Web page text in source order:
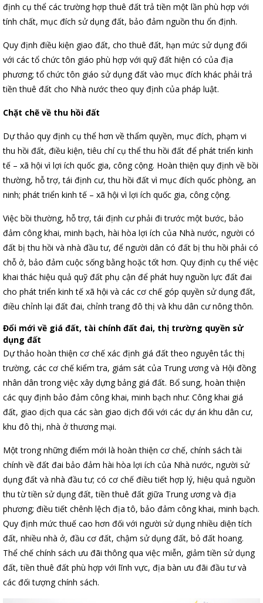
định cụ thể các trường hợp thuê đất trả tiền một lần phù hợp với
tính chất, mục đích sử dụng đất, bảo đảm nguồn thu ổn định.
Quy định điều kiện giao đất, cho thuê đất, hạn mức sử dụng đối
với các tổ chức tôn giáo phù hợp với quỹ đất hiện có của địa
phương; tổ chức tôn giáo sử dụng đất vào mục đích khác phải trả
tiền thuê đất cho Nhà nước theo quy định của pháp luật.
Chặt chẽ về thu hồi đất
Dự thảo quy định cụ thể hơn về thẩm quyền, mục đích, phạm vi
thu hồi đất, điều kiện, tiêu chí cụ thể thu hồi đất để phát triển kinh
tế – xã hội vì lợi ích quốc gia, công cộng. Hoàn thiện quy định về bồi
thường, hỗ trợ, tái định cư, thu hồi đất vì mục đích quốc phòng, an
ninh; phát triển kinh tế – xã hội vì lợi ích quốc gia, công cộng.
Việc bồi thường, hỗ trợ, tái định cư phải đi trước một bước, bảo
đảm công khai, minh bạch, hài hòa lợi ích của Nhà nước, người có
đất bị thu hồi và nhà đầu tư, để người dân có đất bị thu hồi phải có
chỗ ở, bảo đảm cuộc sống bằng hoặc tốt hơn. Quy định cụ thể việc
khai thác hiệu quả quỹ đất phụ cận để phát huy nguồn lực đất đai
cho phát triển kinh tế xã hội và các cơ chế góp quyền sử dụng đất,
điều chỉnh lại đất đai, chỉnh trang đô thị và khu dân cư nông thôn.
Đổi mới về giá đất, tài chính đất đai, thị trường quyền sử
dụng đất
Dự thảo hoàn thiện cơ chế xác định giá đất theo nguyên tắc thị
trường, các cơ chế kiểm tra, giám sát của Trung ương và Hội đồng
nhân dân trong việc xây dựng bảng giá đất. Bổ sung, hoàn thiện
các quy định bảo đảm công khai, minh bạch như: Công khai giá
đất, giao dịch qua các sàn giao dịch đối với các dự án khu dân cư,
khu đô thị, nhà ở thương mại.
Một trong những điểm mới là hoàn thiện cơ chế, chính sách tài
chính về đất đai bảo đảm hài hòa lợi ích của Nhà nước, người sử
dụng đất và nhà đầu tư; có cơ chế điều tiết hợp lý, hiệu quả nguồn
thu từ tiền sử dụng đất, tiền thuê đất giữa Trung ương và địa
phương; điều tiết chênh lệch địa tô, bảo đảm công khai, minh bạch.
Quy định mức thuế cao hơn đối với người sử dụng nhiều diện tích
đất, nhiều nhà ở, đầu cơ đất, chậm sử dụng đất, bỏ đất hoang.
Thể chế chính sách ưu đãi thông qua việc miễn, giảm tiền sử dụng
đất, tiền thuê đất phù hợp với lĩnh vực, địa bàn ưu đãi đầu tư và
các đối tượng chính sách.